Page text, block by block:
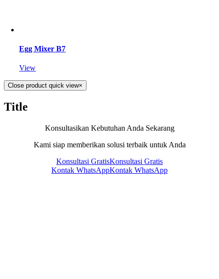
Egg Mixer B7
View
Close product quick view×
Title
Konsultasikan Kebutuhan Anda Sekarang
Kami siap memberikan solusi terbaik untuk Anda
Konsultasi GratisKonsultasi Gratis
Kontak WhatsAppKontak WhatsApp